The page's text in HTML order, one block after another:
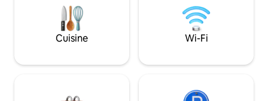
entièrement équipée, réfrigérateur,
télévision 81 cm, machine à laver. Dans
un village avec mini-marché,
boulangerie, taverne, café. Bienvenue
traditionnelle classique, la maison est
se détendre ou explorer l'ancienne
taxe est de 4 €.
effectué en
voyageur ou sur
IBAN :
Kouris Theodora.
Cuisine Wi-Fi